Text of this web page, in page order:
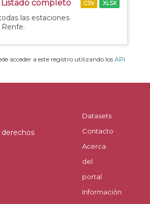
Listado completo
las estaciones
CSV XLSX
acceder a este registro utilizando los API
derechos
Datasets
Contacto
Acerca
del
portal
Información